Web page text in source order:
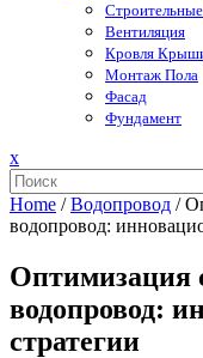
Вентиляция
Кровля
Монтаж Пола
Фасад
Фундамент
xЗакрыть
меню
Home /Водопровод /
водопровод:
Оптимизация
водопровод:
стратегии